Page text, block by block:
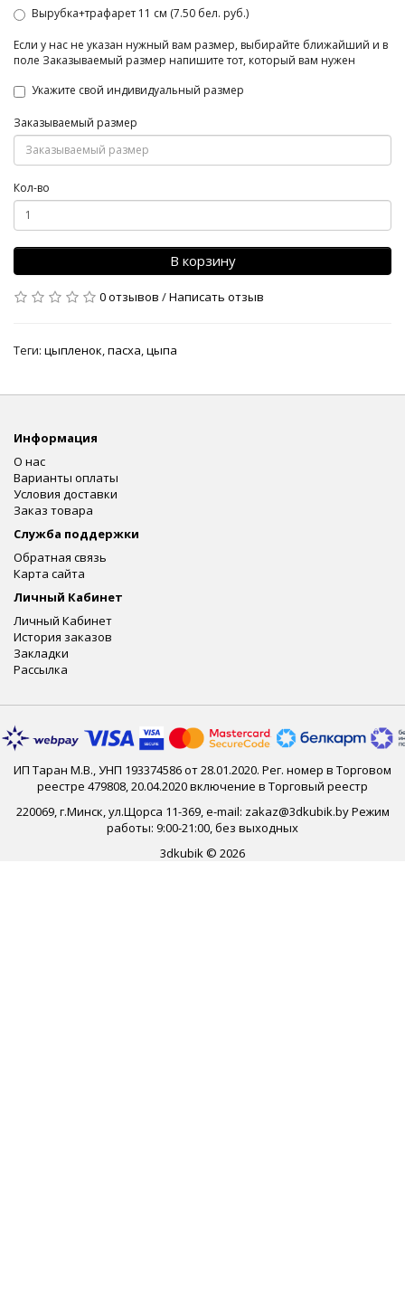
Вырубка+трафарет 11 см (7.50 бел. руб.)
Если у нас не указан нужный вам размер, выбирайте ближайший и в
поле Заказываемый размер напишите тот, который вам нужен
Укажите свой индивидуальный размер
Заказываемый размер
Кол-во
В корзину
0 отзывов /Написать отзыв
Теги: цыпленок,пасха,цыпа
Информация
О нас
Варианты оплаты
Условия доставки
Заказ товара
Служба поддержки
Обратная связь
Карта сайта
Личный Кабинет
Личный Кабинет
История заказов
Закладки
Рассылка
ИП Таран М.В., УНП 193374586 от 28.01.2020. Рег. номер в Торговом
реестре 479808, 20.04.2020 включение в Торговый реестр
220069, г.Минск, ул.Щорса 11-369, e-mail: zakaz@3dkubik.by Режим
работы: 9:00-21:00, без выходных
3dkubik © 2026